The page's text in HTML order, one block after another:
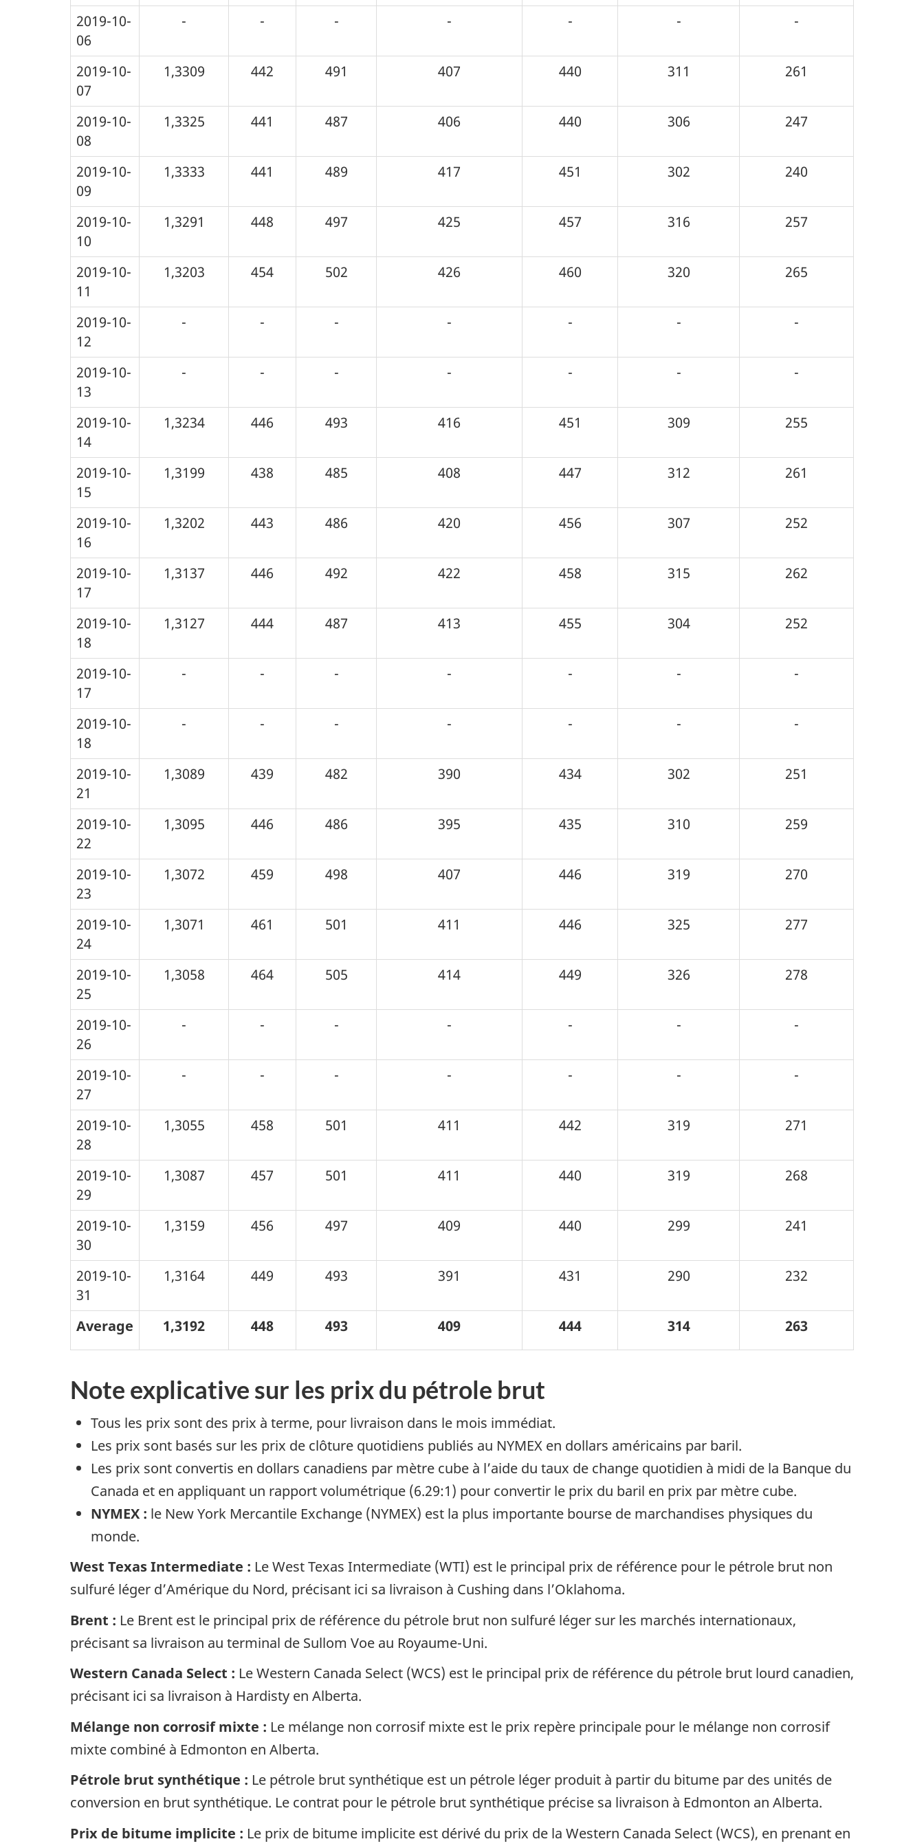
2019-10-
06
- - - - - - -
2019-10-
07
1,3309 442 491 407 440 311 261
2019-10-
08
1,3325 441 487 406 440 306 247
2019-10-
09
1,3333 441 489 417 451 302 240
2019-10-
10
1,3291 448 497 425 457 316 257
2019-10-
11
1,3203 454 502 426 460 320 265
2019-10-
12
- - - - - - -
2019-10-
13
- - - - - - -
2019-10-
14
1,3234 446 493 416 451 309 255
2019-10-
15
1,3199 438 485 408 447 312 261
2019-10-
16
1,3202 443 486 420 456 307 252
2019-10-
17
1,3137 446 492 422 458 315 262
2019-10-
18
1,3127 444 487 413 455 304 252
2019-10-
17
- - - - - - -
2019-10-
18
- - - - - - -
2019-10-
21
1,3089 439 482 390 434 302 251
2019-10-
22
1,3095 446 486 395 435 310 259
2019-10-
23
1,3072 459 498 407 446 319 270
2019-10-
24
1,3071 461 501 411 446 325 277
2019-10-
25
1,3058 464 505 414 449 326 278
2019-10-
26
- - - - - - -
2019-10-
27
- - - - - - -
2019-10-
28
1,3055 458 501 411 442 319 271
2019-10-
29
1,3087 457 501 411 440 319 268
2019-10-
30
1,3159 456 497 409 440 299 241
2019-10-
31
1,3164 449 493 391 431 290 232
Average 1,3192 448 493 409 444 314 263
Note explicative sur les prix du pétrole brut
Tous les prix sont des prix à terme, pour livraison dans le mois immédiat.
Les prix sont basés sur les prix de clôture quotidiens publiés au NYMEX en dollars américains par baril.
Les prix sont convertis en dollars canadiens par mètre cube à l’aide du taux de change quotidien à midi de la Banque du
Canada et en appliquant un rapport volumétrique (6.29:1) pour convertir le prix du baril en prix par mètre cube.
NYMEX : le New York Mercantile Exchange (NYMEX) est la plus importante bourse de marchandises physiques du
monde.
West Texas Intermediate : Le West Texas Intermediate (WTI) est le principal prix de référence pour le pétrole brut non
sulfuré léger d’Amérique du Nord, précisant ici sa livraison à Cushing dans l’Oklahoma.
Brent : Le Brent est le principal prix de référence du pétrole brut non sulfuré léger sur les marchés internationaux,
précisant sa livraison au terminal de Sullom Voe au Royaume-Uni.
Western Canada Select : Le Western Canada Select (WCS) est le principal prix de référence du pétrole brut lourd canadien,
précisant ici sa livraison à Hardisty en Alberta.
Mélange non corrosif mixte : Le mélange non corrosif mixte est le prix repère principale pour le mélange non corrosif
mixte combiné à Edmonton en Alberta.
Pétrole brut synthétique : Le pétrole brut synthétique est un pétrole léger produit à partir du bitume par des unités de
conversion en brut synthétique. Le contrat pour le pétrole brut synthétique précise sa livraison à Edmonton an Alberta.
Prix de bitume implicite : Le prix de bitume implicite est dérivé du prix de la Western Canada Select (WCS), en prenant en